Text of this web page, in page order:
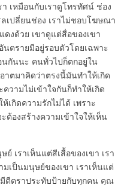
า เหมือนกับเราดูโทรทัศน์ ช่อง
เปลี่ยนช่อง เราไม่ชอบโฆษณา
งด้วย เขาดูแต่สื่อของเขา
ตรายมีอยู่รอบตัวโดยเฉพาะ
กันนะ คนทั่วไปก็ตกอยู่ใน
าตมาคิดว่าตรงนี้มันทำให้เกิด
วามไม่เข้าใจกันก็ทำให้เกิด
เกิดความรักไม่ได้ เพราะ
องสร้างความเข้าใจให้เห็น
เราเห็นแต่สีเสื้อของเขา เรา
เป็นมนุษย์ของเขา เราเห็นแต่
ตีตราประทับป้ายกับทุกคน คุณ